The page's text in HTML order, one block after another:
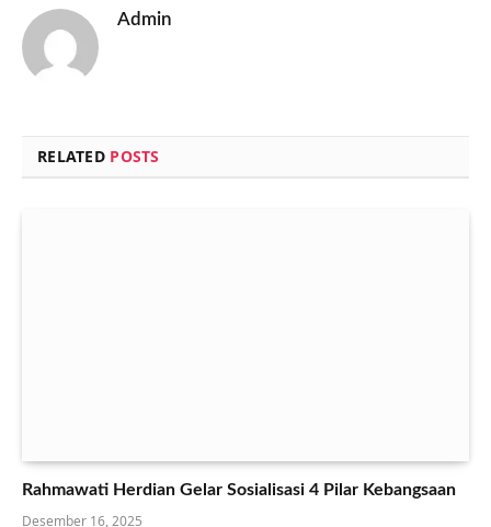
Admin
RELATED POSTS
Rahmawati Herdian Gelar Sosialisasi 4 Pilar Kebangsaan
Desember 16, 2025